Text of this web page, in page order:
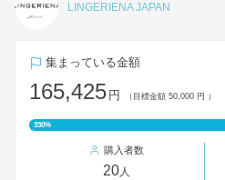
LINGERIENA JAPAN
集まっている金額
165,425 円 （目標金額 50,000 円 ）
330%
購入者数
20人